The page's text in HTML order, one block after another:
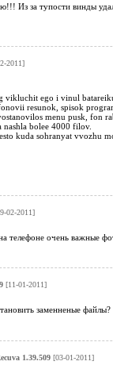
Из за тупости винды
2011]
vikluchit ego i vinul
resunok, spisok
menu pusk, fon
bolee 4000 filov.
kuda sohranyat vvozhu
02-2011]
телефоне очень важные
[11-01-2011]
заменненые файлы?
1.39.509[03-01-2011]